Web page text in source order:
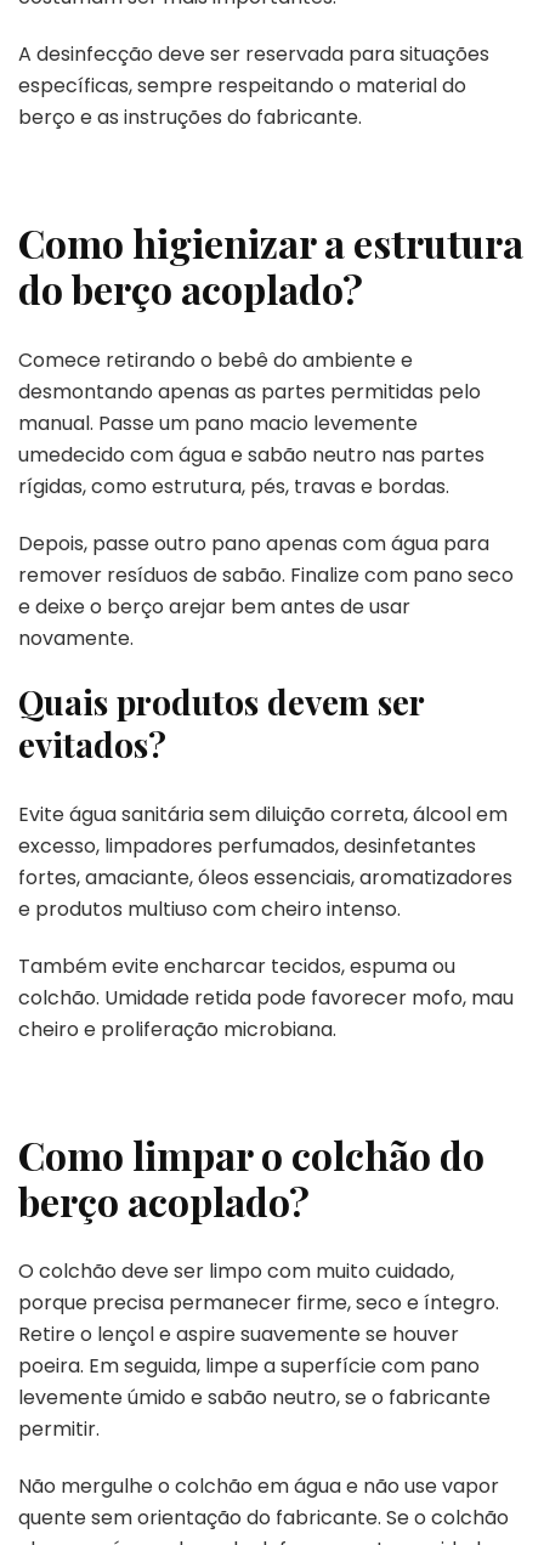
A desinfecção deve ser reservada para situações
específicas, sempre respeitando o material do
berço e as instruções do fabricante.
Como higienizar a estrutura
do berço acoplado?
Comece retirando o bebê do ambiente e
desmontando apenas as partes permitidas pelo
manual. Passe um pano macio levemente
umedecido com água e sabão neutro nas partes
rígidas, como estrutura, pés, travas e bordas.
Depois, passe outro pano apenas com água para
remover resíduos de sabão. Finalize com pano seco
e deixe o berço arejar bem antes de usar
novamente.
Quais produtos devem ser
evitados?
Evite água sanitária sem diluição correta, álcool em
excesso, limpadores perfumados, desinfetantes
fortes, amaciante, óleos essenciais, aromatizadores
e produtos multiuso com cheiro intenso.
Também evite encharcar tecidos, espuma ou
colchão. Umidade retida pode favorecer mofo, mau
cheiro e proliferação microbiana.
Como limpar o colchão do
berço acoplado?
O colchão deve ser limpo com muito cuidado,
porque precisa permanecer firme, seco e íntegro.
Retire o lençol e aspire suavemente se houver
poeira. Em seguida, limpe a superfície com pano
levemente úmido e sabão neutro, se o fabricante
permitir.
Não mergulhe o colchão em água e não use vapor
quente sem orientação do fabricante. Se o colchão